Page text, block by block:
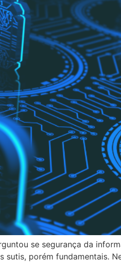
se segurança da
sutis, porém fundamentais.